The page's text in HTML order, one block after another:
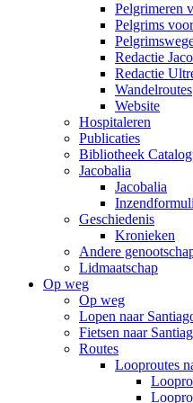
Pelgrimeren
Pelgrims
Redactie
Redactie
Wandelroutes
Website
Hospitaleren
Publicaties
Bibliotheek
Jacobalia
Jacobalia
Geschiedenis
Kronieken
Andere
Lidmaatschap
Op weg
Op weg
Lopen naar
Fietsen naar
Routes
Looproutes